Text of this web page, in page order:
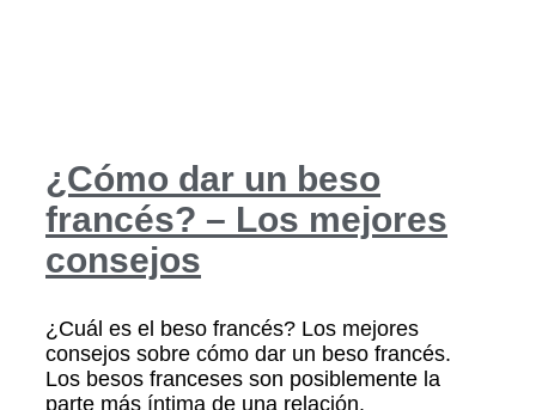
¿Cómo dar un beso
francés? – Los mejores
consejos
¿Cuál es el beso francés? Los mejores
consejos sobre cómo dar un beso francés.
Los besos franceses son posiblemente la
parte más íntima de una relación.